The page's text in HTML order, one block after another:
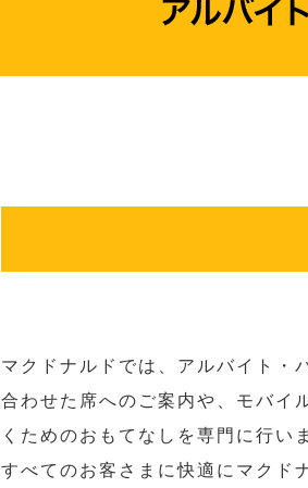
マクドナルドでは、アルバイト・
合わせた席へのご案内や、モバイ
くためのおもてなしを専門に行い
すべてのお客さまに快適にマクド